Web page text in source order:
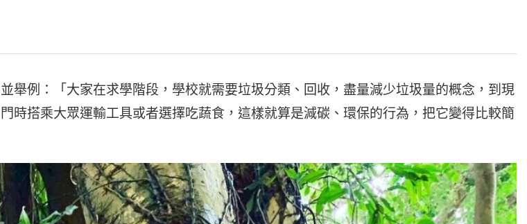
舉例：「大家在求學階段，學校就需要垃圾分類、回收，盡量減少垃圾量的概念，到現
時搭乘大眾運輸工具或者選擇吃蔬食，這樣就算是減碳、環保的行為，把它變得比較簡